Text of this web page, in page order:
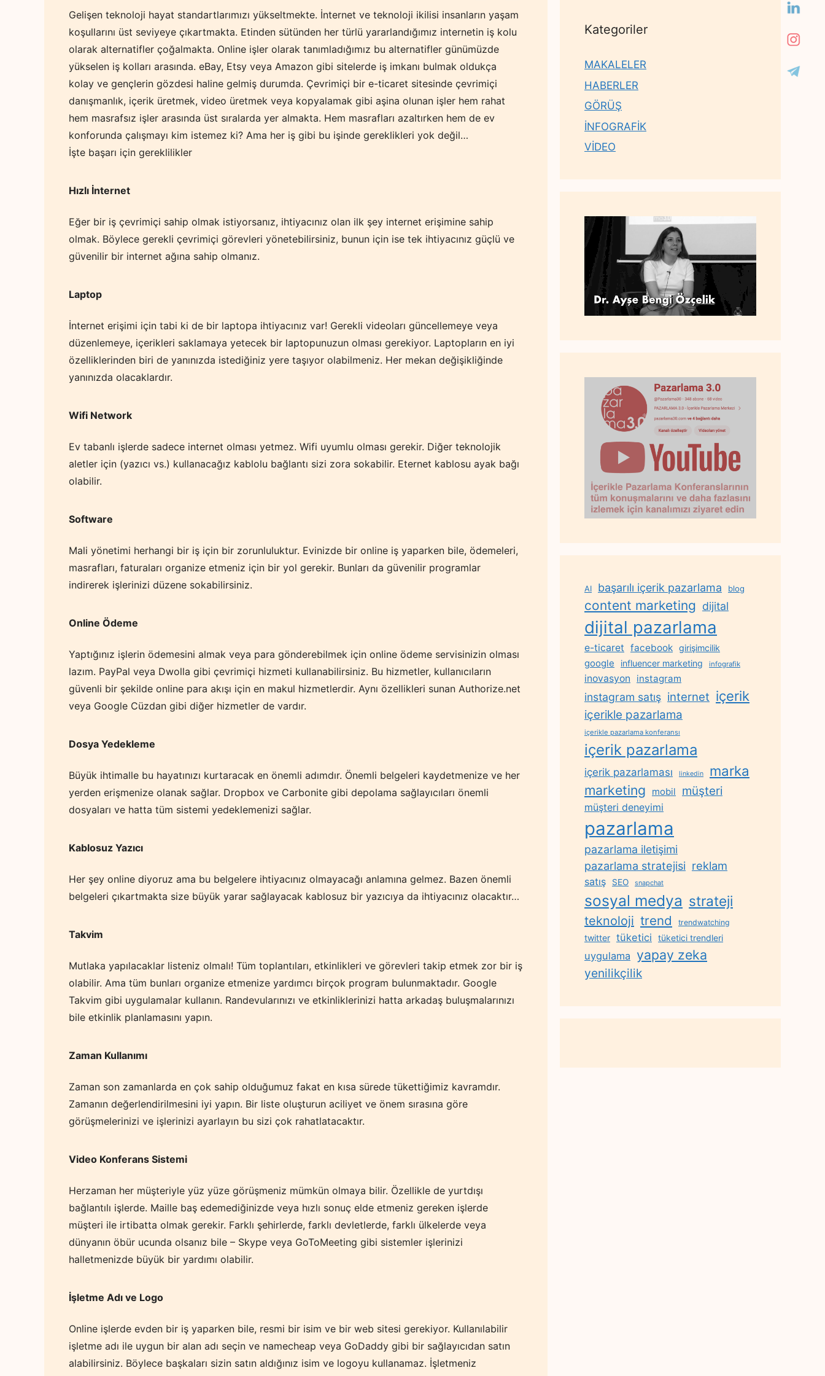
Gelişen teknoloji hayat standartlarımızı yükseltmekte. İnternet ve teknoloji ikilisi insanların yaşam
koşullarını üst seviyeye çıkartmakta. Etinden sütünden her türlü yararlandığımız internetin iş kolu
olarak alternatifler çoğalmakta. Online işler olarak tanımladığımız bu alternatifler günümüzde
yükselen iş kolları arasında. eBay, Etsy veya Amazon gibi sitelerde iş imkanı bulmak oldukça
kolay ve gençlerin gözdesi haline gelmiş durumda. Çevrimiçi bir e-ticaret sitesinde çevrimiçi
danışmanlık, içerik üretmek, video üretmek veya kopyalamak gibi aşina olunan işler hem rahat
hem masrafsız işler arasında üst sıralarda yer almakta. Hem masrafları azaltırken hem de ev
konforunda çalışmayı kim istemez ki? Ama her iş gibi bu işinde gereklikleri yok değil…
İşte başarı için gereklilikler
Hızlı İnternet
Eğer bir iş çevrimiçi sahip olmak istiyorsanız, ihtiyacınız olan ilk şey internet erişimine sahip
olmak. Böylece gerekli çevrimiçi görevleri yönetebilirsiniz, bunun için ise tek ihtiyacınız güçlü ve
güvenilir bir internet ağına sahip olmanız.
Laptop
İnternet erişimi için tabi ki de bir laptopa ihtiyacınız var! Gerekli videoları güncellemeye veya
düzenlemeye, içerikleri saklamaya yetecek bir laptopunuzun olması gerekiyor. Laptopların en iyi
özelliklerinden biri de yanınızda istediğiniz yere taşıyor olabilmeniz. Her mekan değişikliğinde
yanınızda olacaklardır.
Wifi Network
Ev tabanlı işlerde sadece internet olması yetmez. Wifi uyumlu olması gerekir. Diğer teknolojik
aletler için (yazıcı vs.) kullanacağız kablolu bağlantı sizi zora sokabilir. Eternet kablosu ayak bağı
olabilir.
Software
Mali yönetimi herhangi bir iş için bir zorunluluktur. Evinizde bir online iş yaparken bile, ödemeleri,
masrafları, faturaları organize etmeniz için bir yol gerekir. Bunları da güvenilir programlar
indirerek işlerinizi düzene sokabilirsiniz.
Online Ödeme
Yaptığınız işlerin ödemesini almak veya para gönderebilmek için online ödeme servisinizin olması
lazım. PayPal veya Dwolla gibi çevrimiçi hizmeti kullanabilirsiniz. Bu hizmetler, kullanıcıların
güvenli bir şekilde online para akışı için en makul hizmetlerdir. Aynı özellikleri sunan Authorize.net
veya Google Cüzdan gibi diğer hizmetler de vardır.
Dosya Yedekleme
Büyük ihtimalle bu hayatınızı kurtaracak en önemli adımdır. Önemli belgeleri kaydetmenize ve her
yerden erişmenize olanak sağlar. Dropbox ve Carbonite gibi depolama sağlayıcıları önemli
dosyaları ve hatta tüm sistemi yedeklemenizi sağlar.
Kablosuz Yazıcı
Her şey online diyoruz ama bu belgelere ihtiyacınız olmayacağı anlamına gelmez. Bazen önemli
belgeleri çıkartmakta size büyük yarar sağlayacak kablosuz bir yazıcıya da ihtiyacınız olacaktır…
Takvim
Mutlaka yapılacaklar listeniz olmalı! Tüm toplantıları, etkinlikleri ve görevleri takip etmek zor bir iş
olabilir. Ama tüm bunları organize etmenize yardımcı birçok program bulunmaktadır. Google
Takvim gibi uygulamalar kullanın. Randevularınızı ve etkinliklerinizi hatta arkadaş buluşmalarınızı
bile etkinlik planlamasını yapın.
Zaman Kullanımı
Zaman son zamanlarda en çok sahip olduğumuz fakat en kısa sürede tükettiğimiz kavramdır.
Zamanın değerlendirilmesini iyi yapın. Bir liste oluşturun aciliyet ve önem sırasına göre
görüşmelerinizi ve işlerinizi ayarlayın bu sizi çok rahatlatacaktır.
Video Konferans Sistemi
Herzaman her müşteriyle yüz yüze görüşmeniz mümkün olmaya bilir. Özellikle de yurtdışı
bağlantılı işlerde. Maille baş edemediğinizde veya hızlı sonuç elde etmeniz gereken işlerde
müşteri ile irtibatta olmak gerekir. Farklı şehirlerde, farklı devletlerde, farklı ülkelerde veya
dünyanın öbür ucunda olsanız bile – Skype veya GoToMeeting gibi sistemler işlerinizi
halletmenizde büyük bir yardımı olabilir.
İşletme Adı ve Logo
Online işlerde evden bir iş yaparken bile, resmi bir isim ve bir web sitesi gerekiyor. Kullanılabilir
işletme adı ile uygun bir alan adı seçin ve namecheap veya GoDaddy gibi bir sağlayıcıdan satın
alabilirsiniz. Böylece başkaları sizin satın aldığınız isim ve logoyu kullanamaz. İşletmeniz
Kategoriler
MAKALELER
HABERLER
GÖRÜŞ
İNFOGRAFİK
VİDEO
AI başarılı içerik pazarlama blog
content marketing dijital
dijital pazarlama
e-ticaret facebook girişimcilik
google influencer marketing infografik
inovasyon instagram
instagram satış internet içerik
içerikle pazarlama
içerikle pazarlama konferansı
içerik pazarlama
içerik pazarlaması linkedin marka
marketing mobil müşteri
müşteri deneyimi
pazarlama
pazarlama iletişimi
pazarlama stratejisi reklam
satış SEO snapchat
sosyal medya strateji
teknoloji trend trendwatching
twitter tüketici tüketici trendleri
uygulama yapay zeka
yenilikçilik